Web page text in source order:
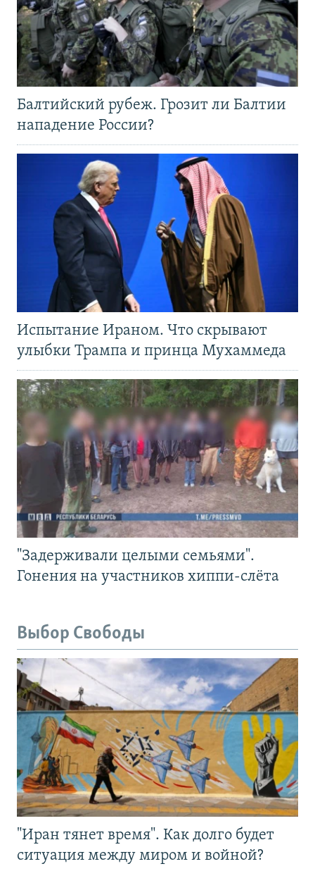
Балтийский рубеж. Грозит ли Балтии
нападение России?
Испытание Ираном. Что скрывают
улыбки Трампа и принца Мухаммеда
"Задерживали целыми семьями".
Гонения на участников хиппи-слёта
Выбор Свободы
"Иран тянет время". Как долго будет
ситуация между миром и войной?